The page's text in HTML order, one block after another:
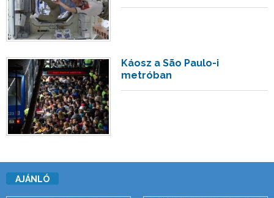
Káosz a São Paulo-i
metróban
AJÁNLÓ